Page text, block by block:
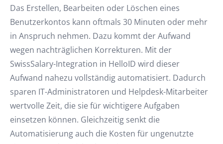
Das Erstellen, Bearbeiten oder Löschen eines
Benutzerkontos kann oftmals 30 Minuten oder mehr
in Anspruch nehmen. Dazu kommt der Aufwand
wegen nachträglichen Korrekturen. Mit der
SwissSalary-Integration in HelloID wird dieser
Aufwand nahezu vollständig automatisiert. Dadurch
sparen IT-Administratoren und Helpdesk-Mitarbeiter
wertvolle Zeit, die sie für wichtigere Aufgaben
einsetzen können. Gleichzeitig senkt die
Automatisierung auch die Kosten für ungenutzte